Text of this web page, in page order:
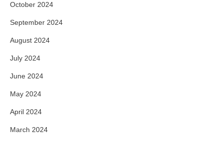
October 2024
September 2024
August 2024
July 2024
June 2024
May 2024
April 2024
March 2024